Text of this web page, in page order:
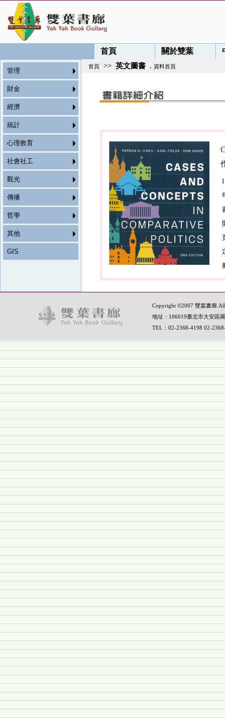
首頁 關於雙葉
管理
財金
經濟
統計
心理教育
社會社工
觀光
傳播
哲學
其他
GIS
首頁 >> 英文圖書 . 資料首頁
Copyright ©2007 雙葉書廊.All
地址：106019臺北市大安區
TEL：02-2368-4198 02-